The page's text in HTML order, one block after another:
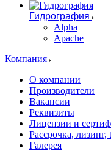
Гидрография
Alpha
Apache
Компания
О компании
Производители
Вакансии
Реквизиты
Лицензии и
Рассрочка, лизинг,
Галерея